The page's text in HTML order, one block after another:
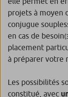
projets à moyen
conjugue
en cas de besoin
placement
à préparer votre
Les possibilités
constitué, avec